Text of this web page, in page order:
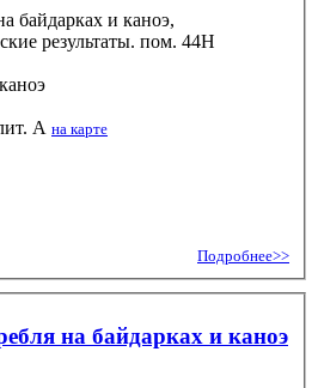
байдарках и каноэ,
результаты. пом. 44Н
А на карте
Подробнее>>
Спорт", гребля на байдарках и каноэ